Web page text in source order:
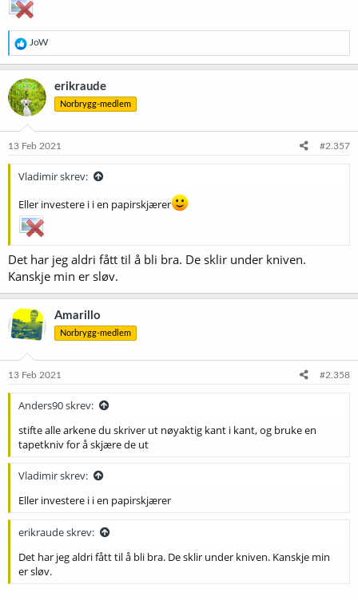
R
e
a
k
s
j
o
e
JoW
erikraude
Norbrygg-medlem
13 Feb 2021 #2.357
Vladimir skrev:
Eller investere i i en papirskjærer
Det har jeg aldri fått til å bli bra. De sklir under kniven.
Kanskje min er sløv.
Amarillo
Norbrygg-medlem
13 Feb 2021 #2.358
Anders90 skrev:
stifte alle arkene du skriver ut nøyaktig kant i kant, og bruke en
tapetkniv for å skjære de ut
Vladimir skrev:
Eller investere i i en papirskjærer
erikraude skrev:
Det har jeg aldri fått til å bli bra. De sklir under kniven. Kanskje min
er sløv.